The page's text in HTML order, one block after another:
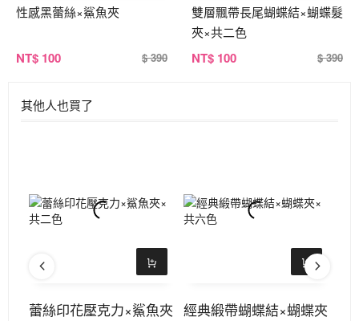
性感黑蕾絲×鯊魚夾
NT$ 100 $ 390
雙層飄帶長尾蝴蝶結×蝴蝶髮
夾×共二色
NT$ 100 $ 390
其他人也買了
蕾絲印花壓克力×鯊魚夾 經典緞帶蝴蝶結×蝴蝶夾